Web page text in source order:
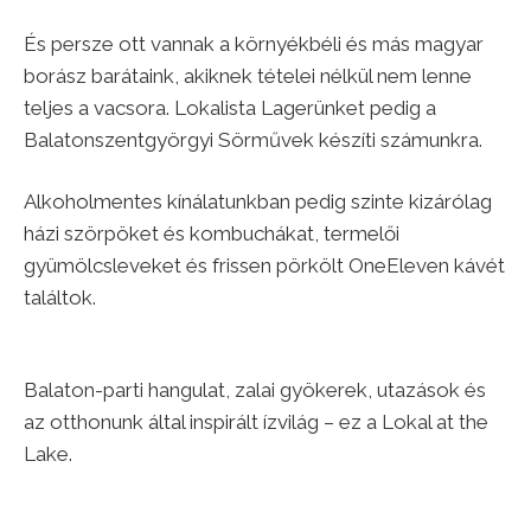
És persze ott vannak a környékbéli és más magyar
borász barátaink, akiknek tételei nélkül nem lenne
teljes a vacsora. Lokalista Lagerünket pedig a
Balatonszentgyörgyi Sörművek készíti számunkra.
Alkoholmentes kínálatunkban pedig szinte kizárólag
házi szörpöket és kombuchákat, termelői
gyümölcsleveket és frissen pörkölt OneEleven kávét
találtok.
Balaton-parti hangulat, zalai gyökerek, utazások és
az otthonunk által inspirált ízvilág – ez a Lokal at the
Lake.